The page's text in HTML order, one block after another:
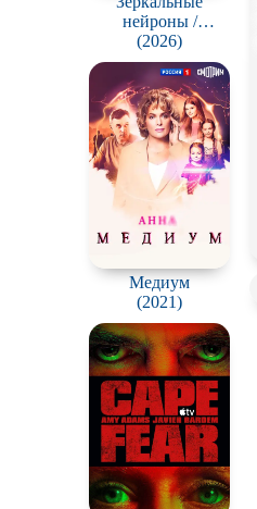
нейроны /
Gonggapsepyo
(2026)
Медиум
(2021)